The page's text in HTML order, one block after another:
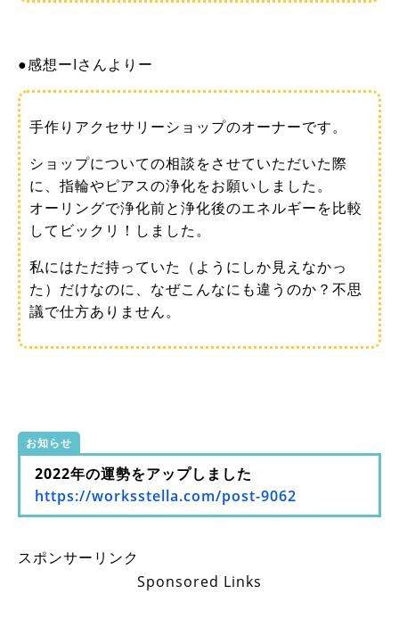
●感想ーIさんよりー
手作りアクセサリーショップのオーナーです。
ショップについての相談をさせていただいた際
に、指輪やピアスの浄化をお願いしました。
オーリングで浄化前と浄化後のエネルギーを比較
してビックリ！しました。
私にはただ持っていた（ようにしか見えなかっ
た）だけなのに、なぜこんなにも違うのか？不思
議で仕方ありません。
お知らせ
2022年の運勢をアップしました
https://worksstella.com/post-9062
スポンサーリンク
Sponsored Links